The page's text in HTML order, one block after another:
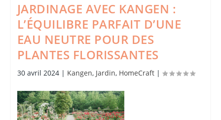
JARDINAGE AVEC KANGEN :
L’ÉQUILIBRE PARFAIT D’UNE
EAU NEUTRE POUR DES
PLANTES FLORISSANTES
30 avril 2024| Kangen, Jardin, HomeCraft|